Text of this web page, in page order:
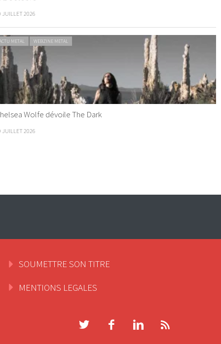
JUILLET 2026
METAL WEBZINE METAL
Wolfe dévoile The Dark
JUILLET 2026
SOUMETTRE SON TITRE
MENTIONS LEGALES